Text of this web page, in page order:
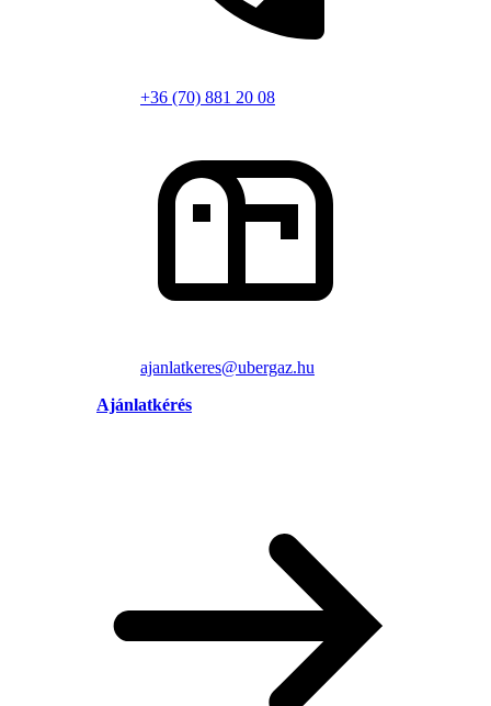
+36 (70) 881 20 08
ajanlatkeres@ubergaz.hu
Ajánlatkérés